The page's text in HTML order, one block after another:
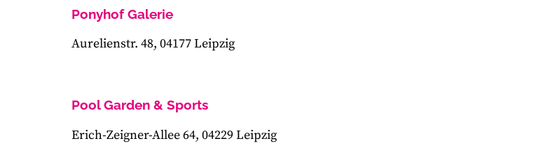
Ponyhof Galerie
Aurelienstr. 48, 04177 Leipzig
Pool Garden & Sports
Erich-Zeigner-Allee 64, 04229 Leipzig